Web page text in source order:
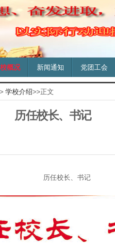
概况 新闻通知 党团工会
学校介绍>>正文
历任校长、书记
历任校长、书记